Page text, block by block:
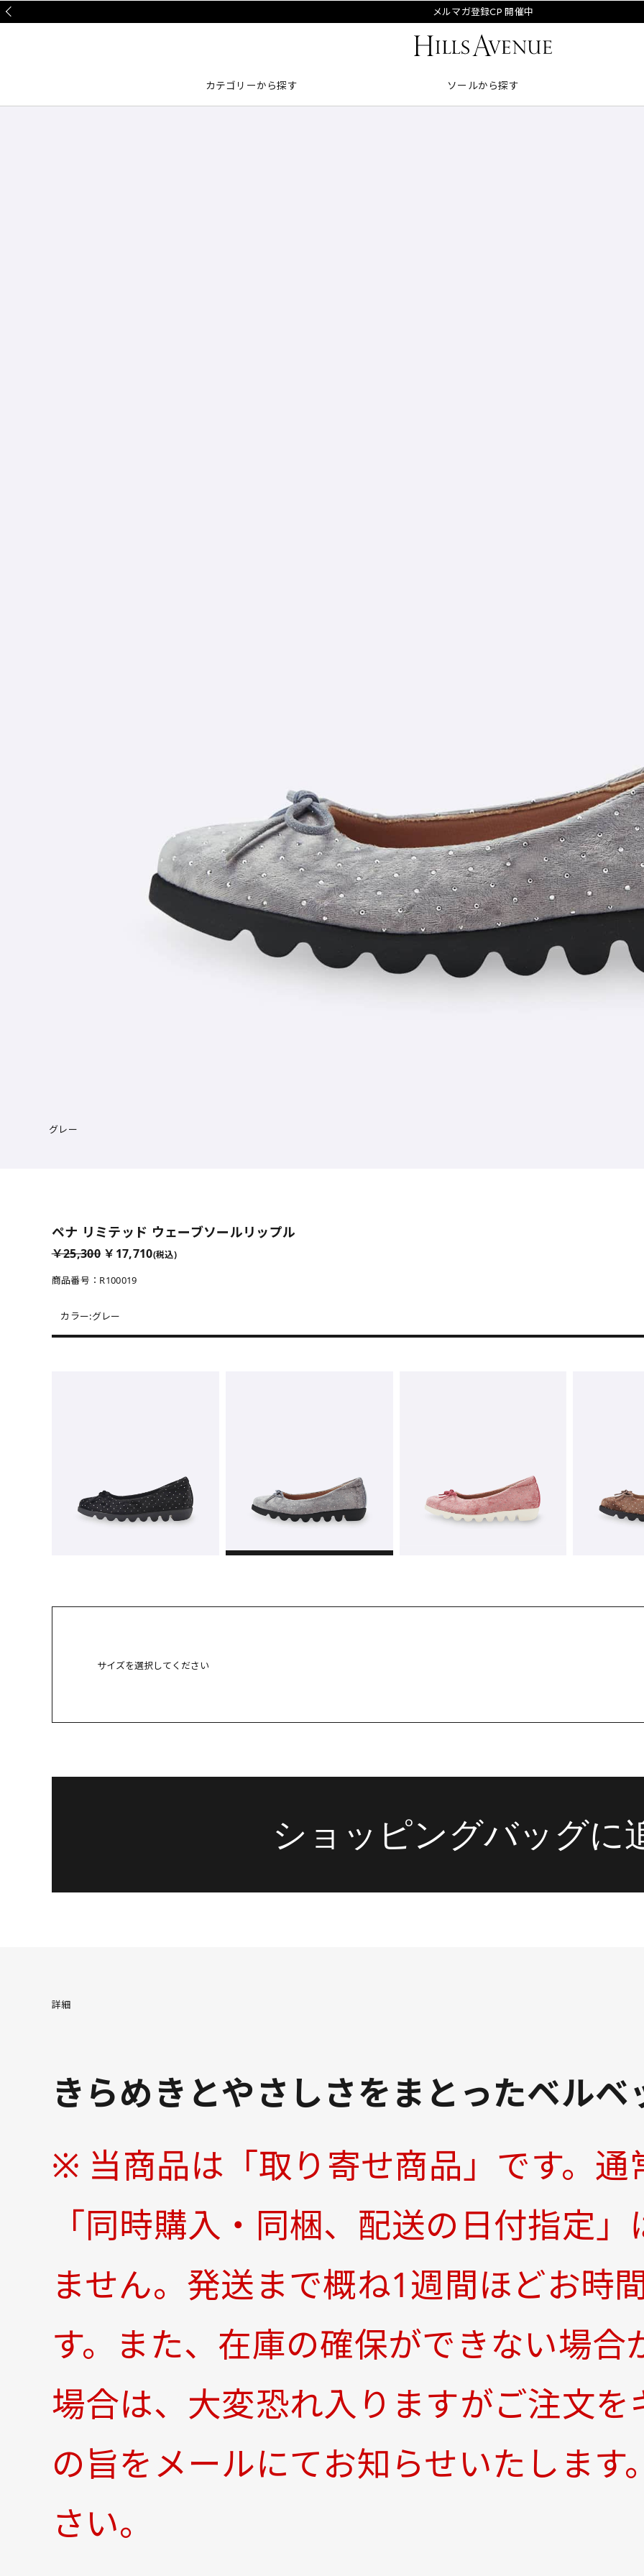
メルマガ登録CP 開催中
カテゴリーから探す ソールから探す
グレー
ペナ リミテッド ウェーブソールリップル
￥25,300 ￥17,710(税込)
商品番号：R100019
カラー:グレー
サイズを選択してください
21.5cm
22.5cm △ 概ね１週間後に発送
23cm × 在庫なし
23.5cm × 在庫なし
○ 概ね１週間後に発送
ショッピングバッグに
詳細
きらめきとやさしさをまとったベルベ
※ 当商品は「取り寄せ商品」です。通
「同時購入・同梱、配送の日付指定
ません。発送まで概ね1週間ほどお時
す。また、在庫の確保ができない場合
場合は、大変恐れ入りますがご注文
の旨をメールにてお知らせいたします
さい。